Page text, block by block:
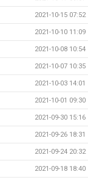
2021-10-15 07:52
2021-10-10 11:09
2021-10-08 10:54
2021-10-07 10:35
2021-10-03 14:01
2021-10-01 09:30
2021-09-30 15:16
2021-09-26 18:31
2021-09-24 20:32
2021-09-18 18:40